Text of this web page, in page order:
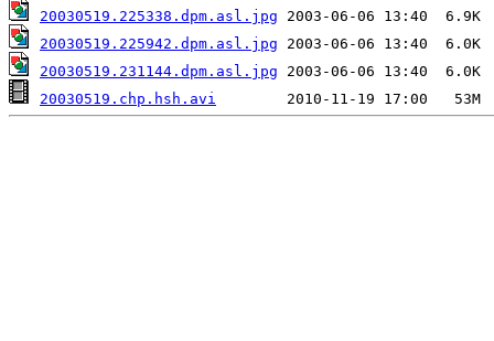
20030519.225338.dpm.asl.jpg
20030519.225942.dpm.asl.jpg
20030519.231144.dpm.asl.jpg
20030519.chp.hsh.avi